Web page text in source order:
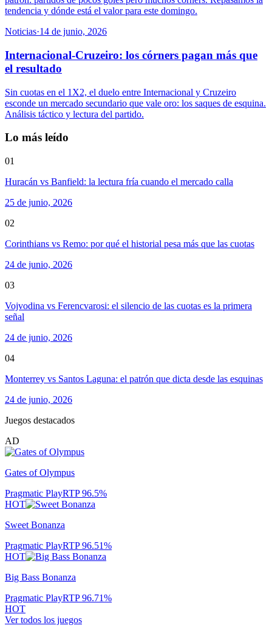
tendencia y dónde está el valor para este domingo.
Noticias·14 de junio, 2026
Internacional-Cruzeiro: los córners pagan más que
el resultado
Sin cuotas en el 1X2, el duelo entre Internacional y Cruzeiro
esconde un mercado secundario que vale oro: los saques de esquina.
Análisis táctico y lectura del partido.
Lo más leído
01
Huracán vs Banfield: la lectura fría cuando el mercado calla
25 de junio, 2026
02
Corinthians vs Remo: por qué el historial pesa más que las cuotas
24 de junio, 2026
03
Vojvodina vs Ferencvarosi: el silencio de las cuotas es la primera
señal
24 de junio, 2026
04
Monterrey vs Santos Laguna: el patrón que dicta desde las esquinas
24 de junio, 2026
Juegos destacados
AD
Gates of Olympus
Pragmatic PlayRTP96.5%
HOT
Sweet Bonanza
Pragmatic PlayRTP96.51%
HOT
Big Bass Bonanza
Pragmatic PlayRTP96.71%
HOT
Ver todos los juegos